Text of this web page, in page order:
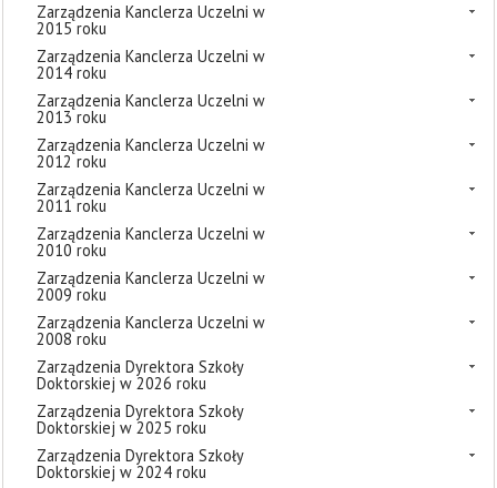
Zarządzenia Kanclerza Uczelni w
2015 roku
Zarządzenia Kanclerza Uczelni w
2014 roku
Zarządzenia Kanclerza Uczelni w
2013 roku
Zarządzenia Kanclerza Uczelni w
2012 roku
Zarządzenia Kanclerza Uczelni w
2011 roku
Zarządzenia Kanclerza Uczelni w
2010 roku
Zarządzenia Kanclerza Uczelni w
2009 roku
Zarządzenia Kanclerza Uczelni w
2008 roku
Zarządzenia Dyrektora Szkoły
Doktorskiej w 2026 roku
Zarządzenia Dyrektora Szkoły
Doktorskiej w 2025 roku
Zarządzenia Dyrektora Szkoły
Doktorskiej w 2024 roku